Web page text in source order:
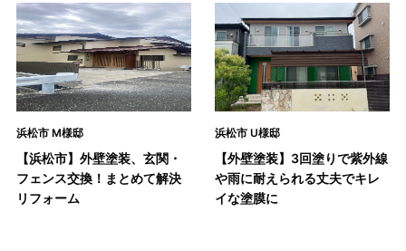
浜松市 M様邸
【浜松市】外壁塗装、玄関・
フェンス交換！まとめて解決
リフォーム
浜松市 U様邸
【外壁塗装】3回塗りで紫外線
や雨に耐えられる丈夫でキレ
イな塗膜に